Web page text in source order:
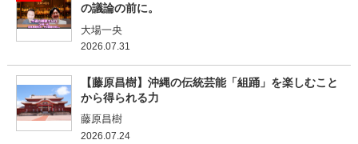
の議論の前に。
大場一央
2026.07.31
【藤原昌樹】沖縄の伝統芸能「組踊」を楽しむこと
から得られる力
藤原昌樹
2026.07.24